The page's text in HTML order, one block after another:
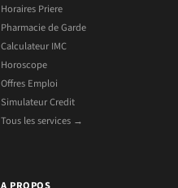
Horaires Priere
Pharmacie de Garde
Calculateur IMC
Horoscope
Offres Emploi
Simulateur Credit
Tous les services →